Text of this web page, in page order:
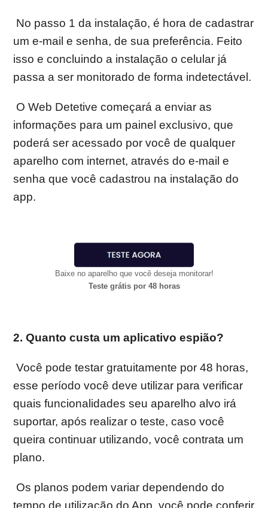
No passo 1 da instalação, é hora de cadastrar
um e-mail e senha, de sua preferência. Feito
isso e concluindo a instalação o celular já
passa a ser monitorado de forma indetectável.
O Web Detetive começará a enviar as
informações para um painel exclusivo, que
poderá ser acessado por você de qualquer
aparelho com internet, através do e-mail e
senha que você cadastrou na instalação do
app.
Baixe no aparelho que você deseja monitorar!
Teste grátis por 48 horas
2. Quanto custa um aplicativo espião?
Você pode testar gratuitamente por 48 horas,
esse período você deve utilizar para verificar
quais funcionalidades seu aparelho alvo irá
suportar, após realizar o teste, caso você
queira continuar utilizando, você contrata um
plano.
Os planos podem variar dependendo do
tempo de utilização do App. você pode conferir